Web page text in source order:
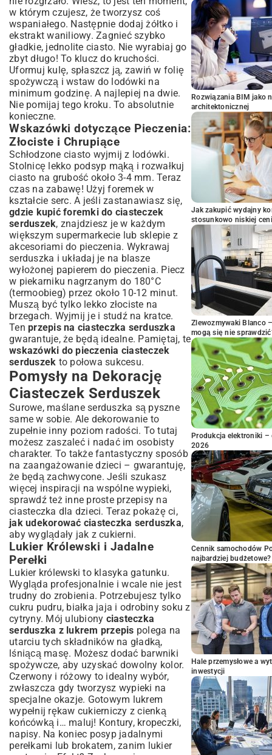
w którym czujesz, że tworzysz coś
wspaniałego. Następnie dodaj żółtko i
ekstrakt waniliowy. Zagnieć szybko
gładkie, jednolite ciasto. Nie wyrabiaj go
zbyt długo! To klucz do kruchości.
Uformuj kulę, spłaszcz ją, zawiń w folię
spożywczą i wstaw do lodówki na
minimum godzinę. A najlepiej na dwie.
Nie pomijaj tego kroku. To absolutnie
konieczne.
Wskazówki dotyczące Pieczenia:
Złociste i Chrupiące
Schłodzone ciasto wyjmij z lodówki.
Stolnicę lekko podsyp mąką i rozwałkuj
ciasto na grubość około 3-4 mm. Teraz
czas na zabawę! Użyj foremek w
kształcie serc. A jeśli zastanawiasz się,
gdzie kupić foremki do ciasteczek
serduszek, znajdziesz je w każdym
większym supermarkecie lub sklepie z
akcesoriami do pieczenia. Wykrawaj
serduszka i układaj je na blasze
wyłożonej papierem do pieczenia. Piecz
w piekarniku nagrzanym do 180°C
(termoobieg) przez około 10-12 minut.
Muszą być tylko lekko złociste na
brzegach. Wyjmij je i studź na kratce.
Ten przepis na ciasteczka serduszka
gwarantuje, że będą idealne. Pamiętaj, te
wskazówki do pieczenia ciasteczek
serduszek to połowa sukcesu.
Pomysły na Dekorację
Ciasteczek Serduszek
Surowe, maślane serduszka są pyszne
same w sobie. Ale dekorowanie to
zupełnie inny poziom radości. To tutaj
możesz zaszaleć i nadać im osobisty
charakter. To także fantastyczny sposób
na zaangażowanie dzieci – gwarantuję,
że będą zachwycone. Jeśli szukasz
więcej inspiracji na wspólne wypieki,
sprawdź też inne proste przepisy na
ciasteczka dla dzieci. Teraz pokażę ci,
jak udekorować ciasteczka serduszka,
aby wyglądały jak z cukierni.
Lukier Królewski i Jadalne
Perełki
Lukier królewski to klasyka gatunku.
Wygląda profesjonalnie i wcale nie jest
trudny do zrobienia. Potrzebujesz tylko
cukru pudru, białka jaja i odrobiny soku z
cytryny. Mój ulubiony ciasteczka
serduszka z lukrem przepis polega na
utarciu tych składników na gładką,
lśniącą masę. Możesz dodać barwniki
spożywcze, aby uzyskać dowolny kolor.
Czerwony i różowy to idealny wybór,
zwłaszcza gdy tworzysz wypieki na
specjalne okazje. Gotowym lukrem
wypełnij rękaw cukierniczy z cienką
końcówką i… maluj! Kontury, kropeczki,
napisy. Na koniec posyp jadalnymi
perełkami lub brokatem, zanim lukier
Rozwiązania BIM jako
architektonicznej
Jak zakupić wydajny
stosunkowo niskiej
Zlewozmywaki Blanco
mogą się nie
Produkcja elektroniki –
2026
Cennik samochodów
najbardziej budżetowe?
Hale przemysłowe a
inwestycji